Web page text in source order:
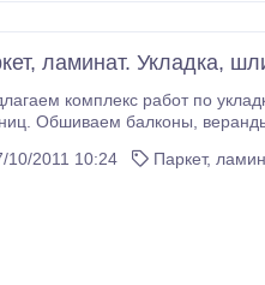
ламинат. Укладка,
комплекс работ по укладке паркета и ламината.
веранды, беседки вагонкой собственного производства. Опыт работы более 10 лет. Более
10/2011 10:24
Паркет,